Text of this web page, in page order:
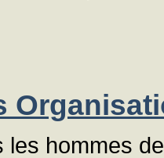
les hommes